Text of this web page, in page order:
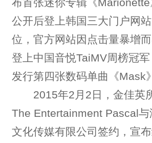
公开后登上韩国三大门户网
位，官方网站因点击量暴增
登上中国音悦TaiMV周榜冠军
发行第四张数码单曲《Mask
2015年2月2日，金佳英
The Entertainment Pascal与
文化传媒有限公司签约，宣